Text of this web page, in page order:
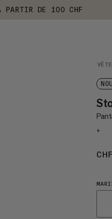
PARTIR DE 100 CHF
+